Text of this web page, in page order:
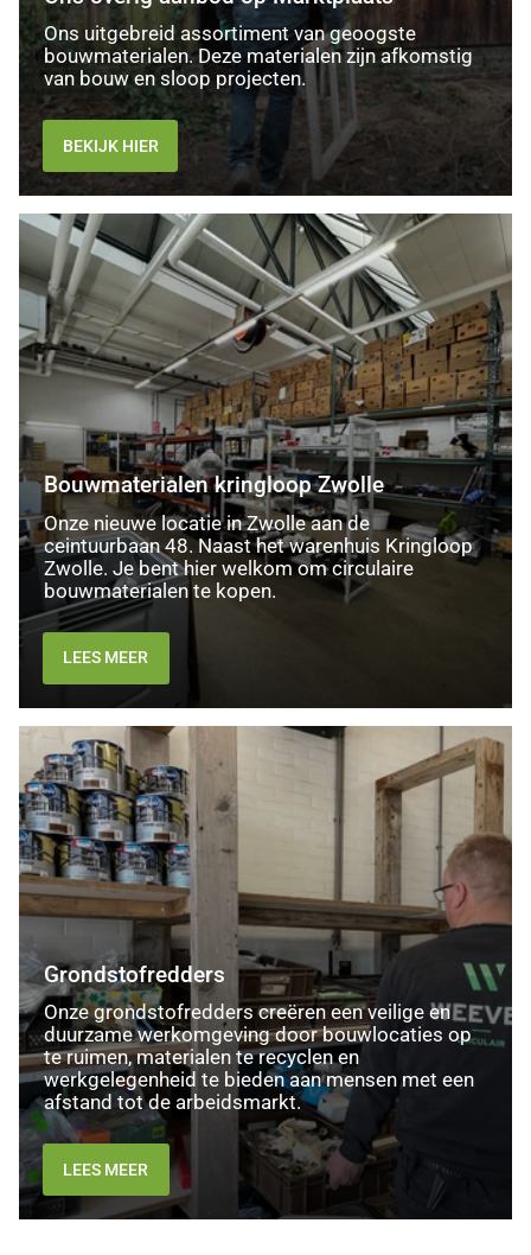
Ons uitgebreid assortiment van geoogste
bouwmaterialen. Deze materialen zijn afkomstig
van bouw en sloop projecten.
BEKIJK HIER
Bouwmaterialen
kringloop
Zwolle
Bouwmaterialen kringloop Zwolle
Onze nieuwe locatie in Zwolle aan de
ceintuurbaan 48. Naast het warenhuis Kringloop
Zwolle. Je bent hier welkom om circulaire
bouwmaterialen te kopen.
LEES MEER
Grondstofredders
Grondstofredders
Onze grondstofredders creëren een veilige en
duurzame werkomgeving door bouwlocaties op
te ruimen, materialen te recyclen en
werkgelegenheid te bieden aan mensen met een
afstand tot de arbeidsmarkt.
LEES MEER